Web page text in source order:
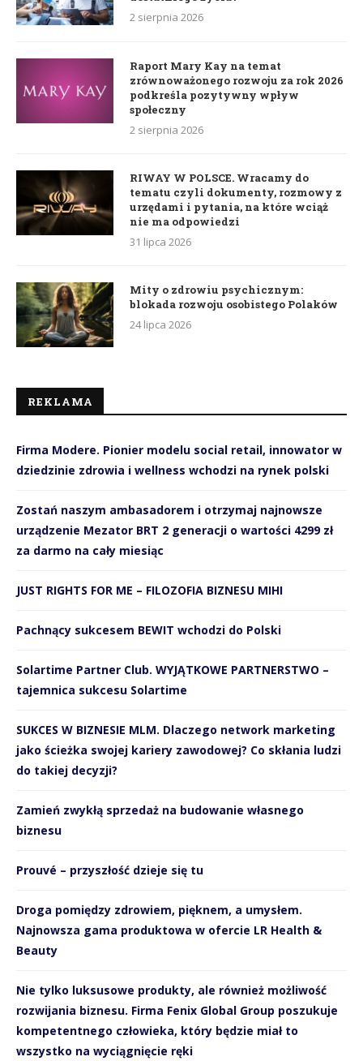
2 sierpnia 2026
Raport Mary Kay na temat
zrównoważonego rozwoju za rok 2026
podkreśla pozytywny wpływ
społeczny
2 sierpnia 2026
RIWAY W POLSCE. Wracamy do
tematu czyli dokumenty, rozmowy z
urzędami i pytania, na które wciąż
nie ma odpowiedzi
31 lipca 2026
Mity o zdrowiu psychicznym:
blokada rozwoju osobistego Polaków
24 lipca 2026
REKLAMA
Firma Modere. Pionier modelu social retail, innowator w
dziedzinie zdrowia i wellness wchodzi na rynek polski
Zostań naszym ambasadorem i otrzymaj najnowsze
urządzenie Mezator BRT 2 generacji o wartości 4299 zł
za darmo na cały miesiąc
JUST RIGHTS FOR ME – FILOZOFIA BIZNESU MIHI
Pachnący sukcesem BEWIT wchodzi do Polski
Solartime Partner Club. WYJĄTKOWE PARTNERSTWO –
tajemnica sukcesu Solartime
SUKCES W BIZNESIE MLM. Dlaczego network marketing
jako ścieżka swojej kariery zawodowej? Co skłania ludzi
do takiej decyzji?
Zamień zwykłą sprzedaż na budowanie własnego
biznesu
Prouvé – przyszłość dzieje się tu
Droga pomiędzy zdrowiem, pięknem, a umysłem.
Najnowsza gama produktowa w ofercie LR Health &
Beauty
Nie tylko luksusowe produkty, ale również możliwość
rozwijania biznesu. Firma Fenix Global Group poszukuje
kompetentnego człowieka, który będzie miał to
wszystko na wyciągnięcie ręki